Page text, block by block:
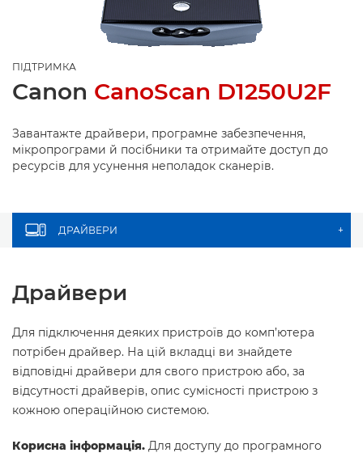
ПІДТРИМКА
Canon CanoScan D1250U2F
Завантажте драйвери, програмне забезпечення,
мікропрограми й посібники та отримайте доступ до
ресурсів для усунення неполадок сканерів.
ДРАЙВЕРИ +
Драйвери
Для підключення деяких пристроїв до комп’ютера
потрібен драйвер. На цій вкладці ви знайдете
відповідні драйвери для свого пристрою або, за
відсутності драйверів, опис сумісності пристрою з
кожною операційною системою.
Корисна інформація. Для доступу до програмного